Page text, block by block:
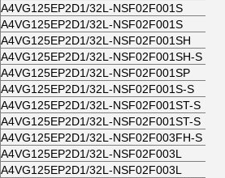
A4VG125EP2D1/32L-NSF02F001S
A4VG125EP2D1/32L-NSF02F001S
A4VG125EP2D1/32L-NSF02F001SH
A4VG125EP2D1/32L-NSF02F001SH-S
A4VG125EP2D1/32L-NSF02F001SP
A4VG125EP2D1/32L-NSF02F001S-S
A4VG125EP2D1/32L-NSF02F001ST-S
A4VG125EP2D1/32L-NSF02F001ST-S
A4VG125EP2D1/32L-NSF02F003FH-S
A4VG125EP2D1/32L-NSF02F003L
A4VG125EP2D1/32L-NSF02F003L